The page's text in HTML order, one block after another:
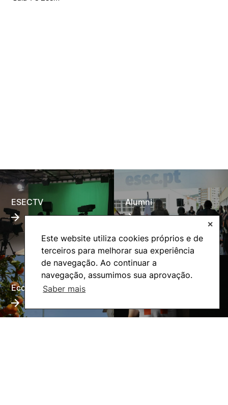
Este website utiliza cookies próprios e de
terceiros para melhorar sua experiência
de navegação. Ao continuar a
navegação, assumimos sua aprovação.
Saber mais
✕
ESECTV Alumni
Eco-Escola